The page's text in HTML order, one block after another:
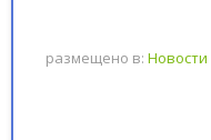
размещено в: Новости